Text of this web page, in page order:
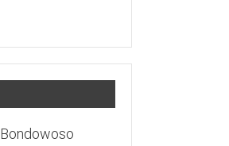
Bondowoso